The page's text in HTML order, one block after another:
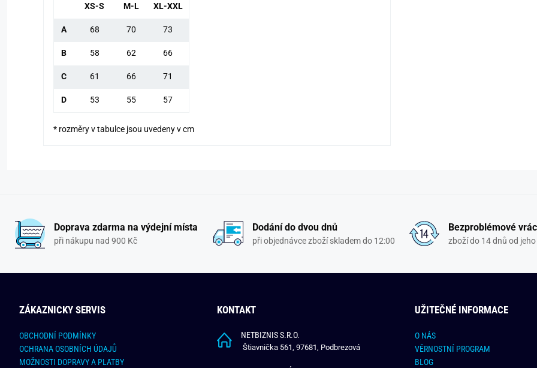
XS-S M-L XL-XXL
A 68 70 73
B 58 62 66
C 61 66 71
D 53 55 57
* rozměry v tabulce jsou uvedeny v cm
Doprava zdarma na výdejní místa
při nákupu nad 900 Kč
Dodání do dvou dnů
při objednávce zboží skladem do 12:00
Bezproblémové
zboží do 14 dnů od
ZÁKAZNICKY SERVIS
OBCHODNÍ PODMÍNKY
OCHRANA OSOBNÍCH ÚDAJŮ
MOŽNOSTI DOPRAVY A PLATBY
KONTAKT
NETBIZNIS S.R.O.
Štiavnička 561, 97681, Podbrezová
UŽITEČNÉ INFORMACE
O NÁS
VĚRNOSTNÍ PROGRAM
BLOG